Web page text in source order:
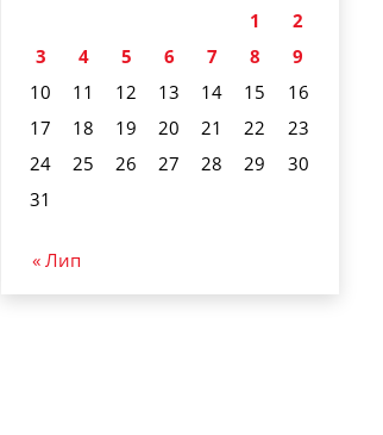
1
2
3
4 5 6 7 8
9
10
11 12 13 14 15
16
17
18 19 20 21 22
23
24
25 26 27 28 29
30
31
« Лип